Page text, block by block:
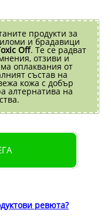
продукти за
и брадавици
Off. Те се радват
отзиви и
оплаквания от
състав на
кожа с добър
алтернатива на
ревюта?